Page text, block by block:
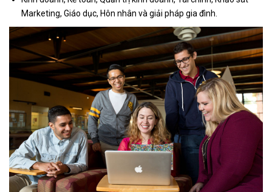
Marketing, Giáo dục, Hôn nhân và giải pháp gia đình.